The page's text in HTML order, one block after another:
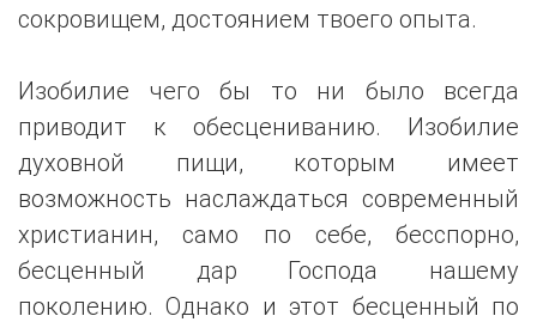
сокровищем, достоянием твоего опыта.
Изобилие чего бы то ни было всегда
приводит к обесцениванию. Изобилие
духовной пищи, которым имеет
возможность наслаждаться современный
христианин, само по себе, бесспорно,
бесценный дар Господа нашему
поколению. Однако и этот бесценный по